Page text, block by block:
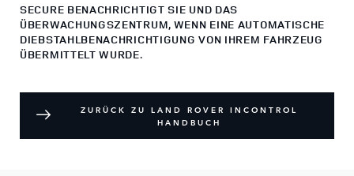
SECURE BENACHRICHTIGT SIE UND DAS
ÜBERWACHUNGSZENTRUM, WENN EINE AUTOMATISCHE
DIEBSTAHLBENACHRICHTIGUNG VON IHREM FAHRZEUG
ÜBERMITTELT WURDE.
ZURÜCK ZU LAND ROVER INCONTROL
HANDBUCH